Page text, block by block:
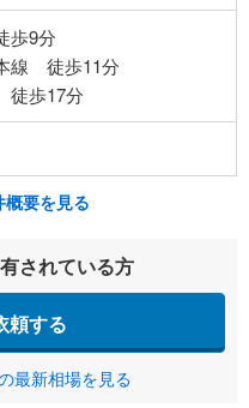
9分
線 徒歩11分
歩17分
概要を見る
されている方
頼する
最新相場を見る